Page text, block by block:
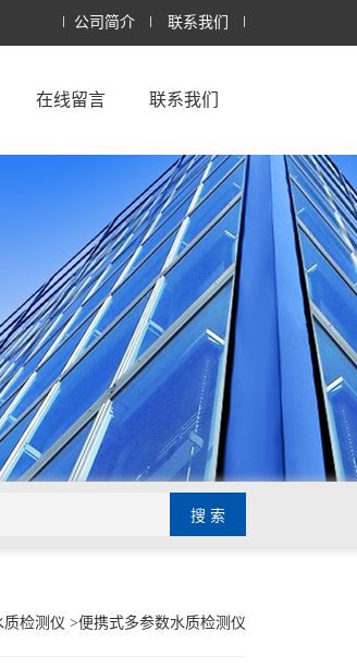
公司简介 联系我们
在线留言 联系我们
质检测仪 >便携式多参数水质检测仪